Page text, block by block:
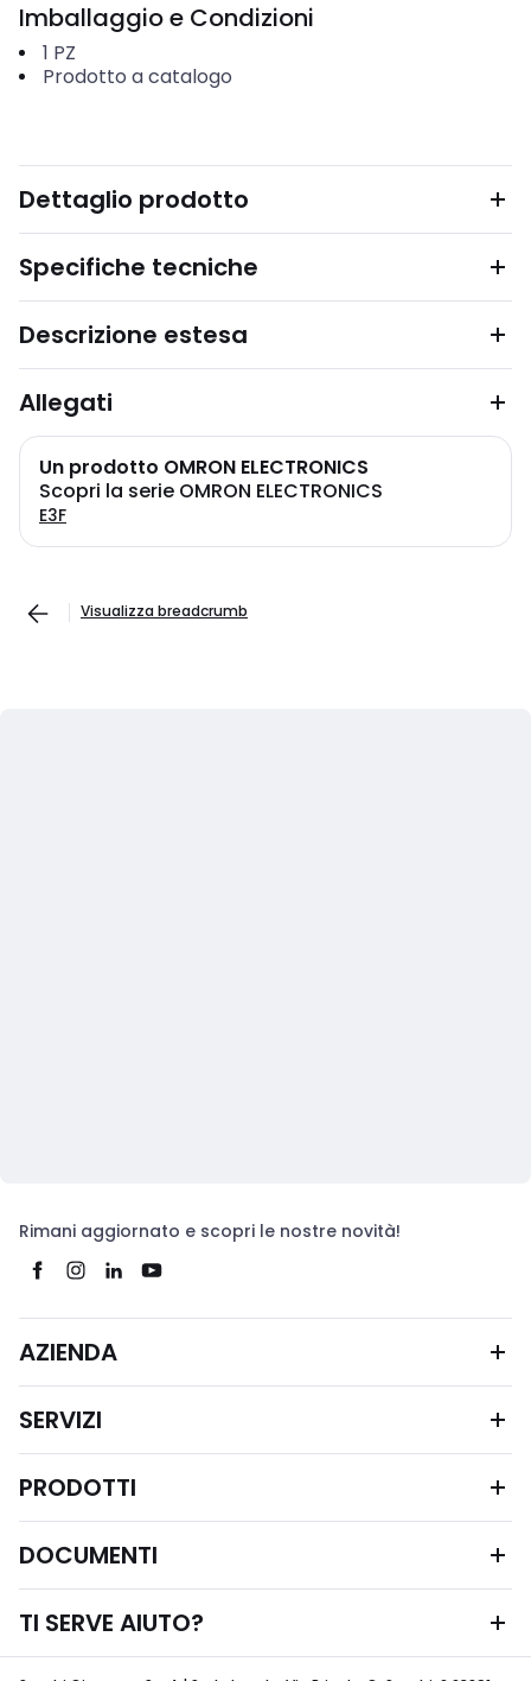
Imballaggio e Condizioni
1 PZ
Prodotto a catalogo
Dettaglio prodotto
Specifiche tecniche
Descrizione estesa
Allegati
Un prodotto OMRON ELECTRONICS
Scopri la serie OMRON ELECTRONICS
E3F
Visualizza breadcrumb
Rimani aggiornato e scopri le nostre novità!
AZIENDA
SERVIZI
PRODOTTI
DOCUMENTI
TI SERVE AIUTO?